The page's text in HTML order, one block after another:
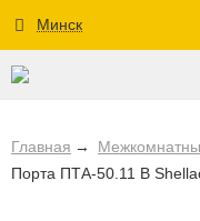
Минск
Главная
Порта ПТА-50.11 B